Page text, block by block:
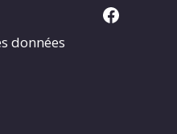
données
Facebook